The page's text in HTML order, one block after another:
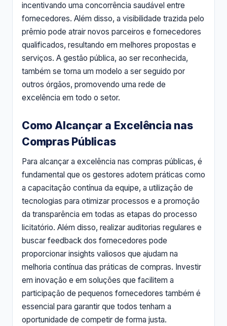
incentivando uma concorrência saudável entre
fornecedores. Além disso, a visibilidade trazida pelo
prêmio pode atrair novos parceiros e fornecedores
qualificados, resultando em melhores propostas e
serviços. A gestão pública, ao ser reconhecida,
também se torna um modelo a ser seguido por
outros órgãos, promovendo uma rede de
excelência em todo o setor.
Como Alcançar a Excelência nas
Compras Públicas
Para alcançar a excelência nas compras públicas, é
fundamental que os gestores adotem práticas como
a capacitação contínua da equipe, a utilização de
tecnologias para otimizar processos e a promoção
da transparência em todas as etapas do processo
licitatório. Além disso, realizar auditorias regulares e
buscar feedback dos fornecedores pode
proporcionar insights valiosos que ajudam na
melhoria contínua das práticas de compras. Investir
em inovação e em soluções que facilitem a
participação de pequenos fornecedores também é
essencial para garantir que todos tenham a
oportunidade de competir de forma justa.